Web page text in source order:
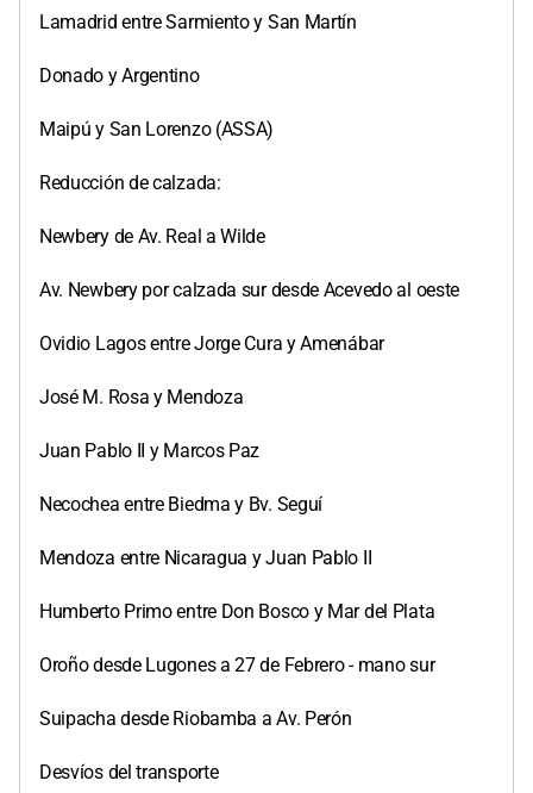
Lamadrid entre Sarmiento y San Martín
Donado y Argentino
Maipú y San Lorenzo (ASSA)
Reducción de calzada:
Newbery de Av. Real a Wilde
Av. Newbery por calzada sur desde Acevedo al oeste
Ovidio Lagos entre Jorge Cura y Amenábar
José M. Rosa y Mendoza
Juan Pablo II y Marcos Paz
Necochea entre Biedma y Bv. Seguí
Mendoza entre Nicaragua y Juan Pablo II
Humberto Primo entre Don Bosco y Mar del Plata
Oroño desde Lugones a 27 de Febrero - mano sur
Suipacha desde Riobamba a Av. Perón
Desvíos del transporte